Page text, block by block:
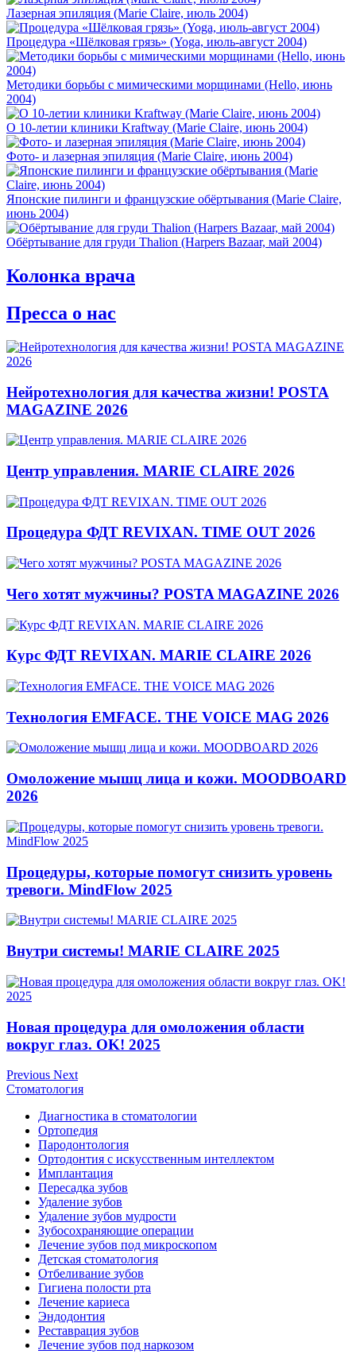
Лазерная эпиляция (Marie Claire, июль 2004)
Процедура «Шёлковая грязь» (Yoga, июль-август 2004)
Методики борьбы с мимическими морщинами (Hello, июнь
2004)
О 10-летии клиники Kraftway (Marie Claire, июнь 2004)
Фото- и лазерная эпиляция (Marie Claire, июнь 2004)
Японские пилинги и французские обёртывания (Marie Claire,
июнь 2004)
Обёртывание для груди Thalion (Harpers Bazaar, май 2004)
Колонка врача
Пресса о нас
Нейротехнология для качества жизни! POSTA
MAGAZINE 2026
Центр управления. MARIE CLAIRE 2026
Процедура ФДТ REVIXAN. TIME OUT 2026
Чего хотят мужчины? POSTA MAGAZINE 2026
Курс ФДТ REVIXAN. MARIE CLAIRE 2026
Технология EMFACE. THE VOICE MAG 2026
Омоложение мышц лица и кожи. MOODBOARD
2026
Процедуры, которые помогут снизить уровень
тревоги. MindFlow 2025
Внутри системы! MARIE CLAIRE 2025
Новая процедура для омоложения области
вокруг глаз. OK! 2025
Previous Next
Стоматология
Диагностика в стоматологии
Ортопедия
Пародонтология
Ортодонтия с искусственным интеллектом
Имплантация
Пересадка зубов
Удаление зубов
Удаление зубов мудрости
Зубосохраняющие операции
Лечение зубов под микроскопом
Детская стоматология
Отбеливание зубов
Гигиена полости рта
Лечение кариеса
Эндодонтия
Реставрация зубов
Лечение зубов под наркозом